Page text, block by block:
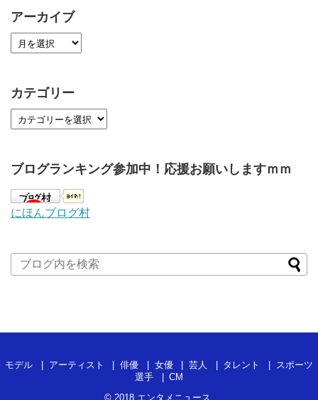
アーカイブ
カテゴリー
ブログランキング参加中！応援お願いしますｍｍ
にほんブログ村
モデル アーティスト 俳優 女優 芸人 タレント
スポーツ
選手
CM
© 2018 エンタメニュース